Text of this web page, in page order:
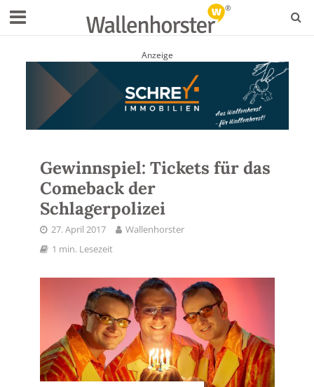
Anzeige
Gewinnspiel: Tickets für das
Comeback der
Schlagerpolizei
27. April 2017
Wallenhorster
1 min. Lesezeit